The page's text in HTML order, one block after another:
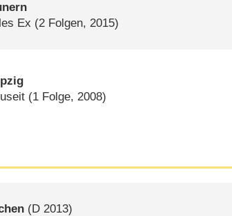
Ex (2 Folgen, 2015)
(1 Folge, 2008)
(D 2013)